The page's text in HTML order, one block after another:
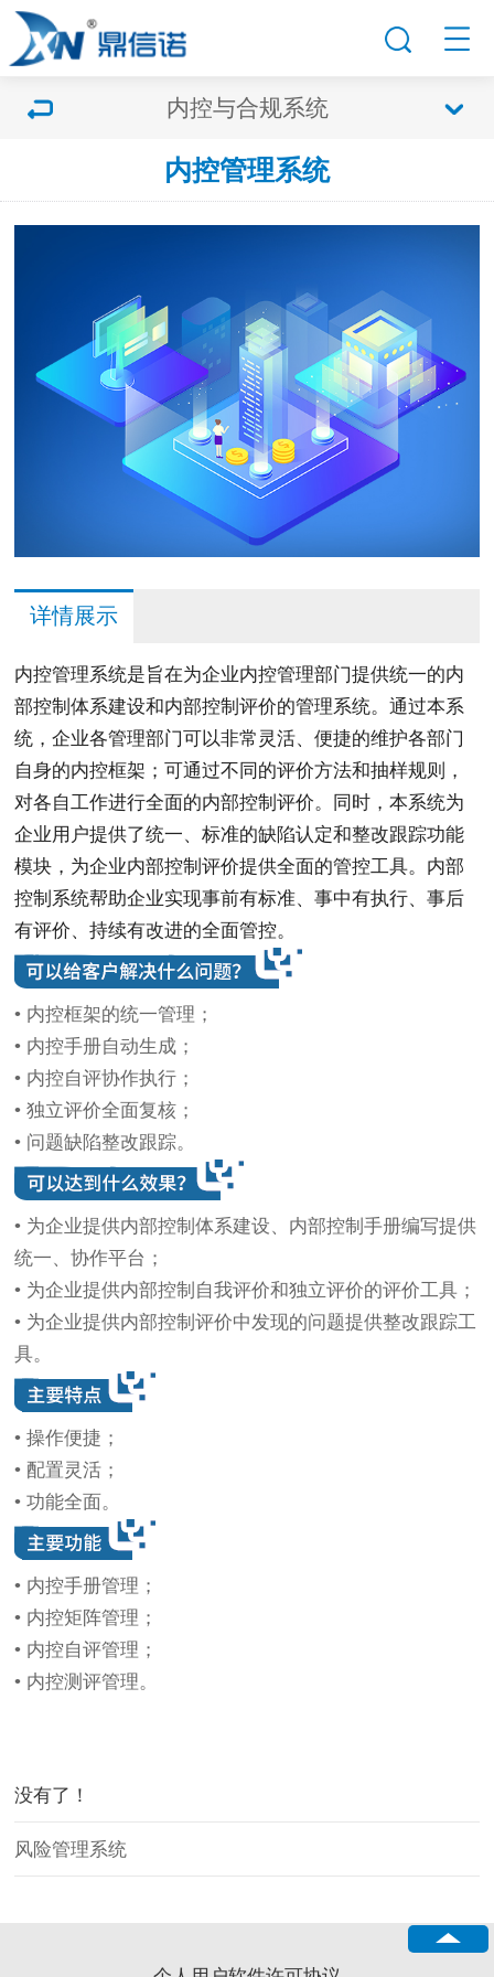
内控与合规系统
内控管理系统
详情展示
内控管理系统是旨在为企业内控管理部门提供统一的内
部控制体系建设和内部控制评价的管理系统。通过本系
统，企业各管理部门可以非常灵活、便捷的维护各部门
自身的内控框架；可通过不同的评价方法和抽样规则，
对各自工作进行全面的内部控制评价。同时，本系统为
企业用户提供了统一、标准的缺陷认定和整改跟踪功能
模块，为企业内部控制评价提供全面的管控工具。内部
控制系统帮助企业实现事前有标准、事中有执行、事后
有评价、持续有改进的全面管控。
• 内控框架的统一管理；
• 内控手册自动生成；
• 内控自评协作执行；
• 独立评价全面复核；
• 问题缺陷整改跟踪。
• 为企业提供内部控制体系建设、内部控制手册编写提供
统一、协作平台；
• 为企业提供内部控制自我评价和独立评价的评价工具；
• 为企业提供内部控制评价中发现的问题提供整改跟踪工
具。
• 操作便捷；
• 配置灵活；
• 功能全面。
• 内控手册管理；
• 内控矩阵管理；
• 内控自评管理；
• 内控测评管理。
没有了！
风险管理系统